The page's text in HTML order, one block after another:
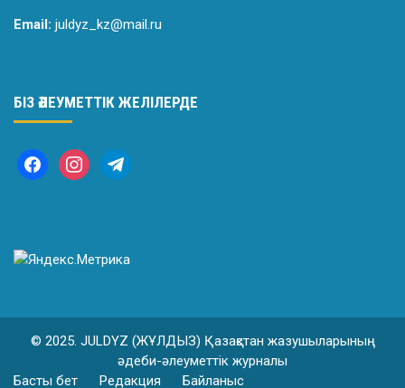
Email: juldyz_kz@mail.ru
БІЗ ӘЛЕУМЕТТІК ЖЕЛІЛЕРДЕ
© 2025. JULDYZ (ЖҰЛДЫЗ) Қазақстан жазушыларының
әдеби-әлеуметтік журналы
Басты бет
Редакция Байланыс